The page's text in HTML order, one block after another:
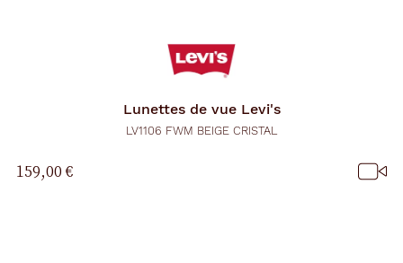
Lunettes de vue Levi's
LV1106 FWM BEIGE CRISTAL
159,00 €